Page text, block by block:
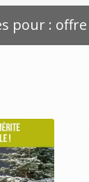
pour : offre